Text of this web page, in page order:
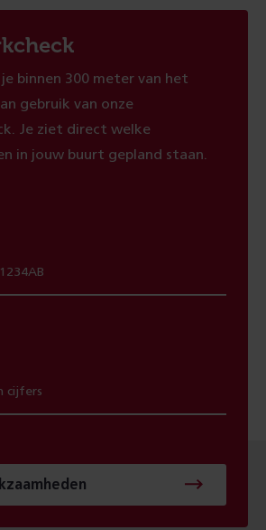
binnen 300 meter van het
gebruik van onze
Je ziet direct welke
in jouw buurt gepland staan.